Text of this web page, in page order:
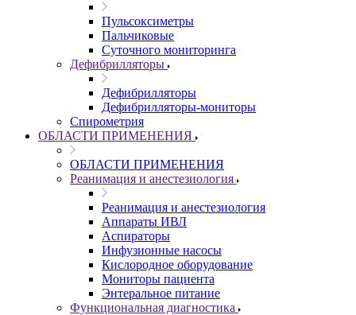
Пульсоксиметры
Пальчиковые
Суточного мониторинга
Дефибрилляторы
Дефибрилляторы
Дефибрилляторы-мониторы
Спирометрия
ОБЛАСТИ ПРИМЕНЕНИЯ
ОБЛАСТИ ПРИМЕНЕНИЯ
Реанимация и анестезиология
Реанимация и анестезиология
Аппараты ИВЛ
Аспираторы
Инфузионные насосы
Кислородное оборудование
Мониторы пациента
Энтеральное питание
Функциональная диагностика